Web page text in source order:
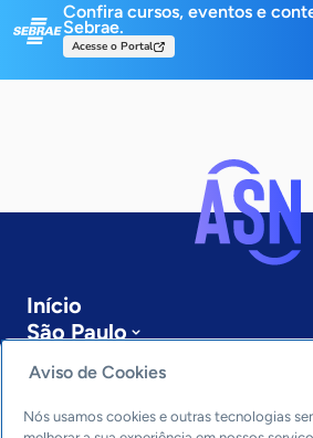
Confira cursos, eventos e
Sebrae.
Acesse o Portal
Início
São Paulo
Sobre a ASN
Últimas notícias
Entre em contato
Aviso de Cookies
Nós usamos cookies e outras tecnologias